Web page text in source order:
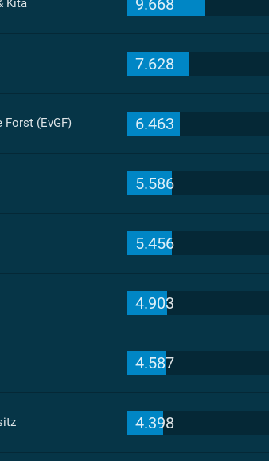
Kita 9.668
7.628
Forst (EvGF) 6.463
5.586
5.456
4.903
4.587
4.398